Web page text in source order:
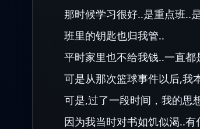
那时候学习很好..是重点班..
班里的钥匙也归我管..
平时家里也不给我钱..一直都
可是从那次篮球事件以后,我
可是,过了一段时间，我的思
因为我当时对书如饥似渴..